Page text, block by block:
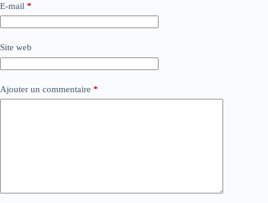
E-mail *
Site web
Ajouter un commentaire *